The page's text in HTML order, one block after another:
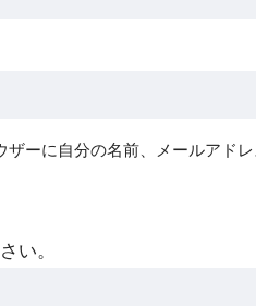
ーに自分の名前、メールアドレ
い。